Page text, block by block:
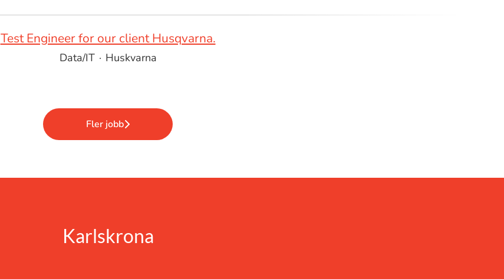
Test Engineer for our client Husqvarna.
Data/IT · Huskvarna
Fler jobb
Karlskrona